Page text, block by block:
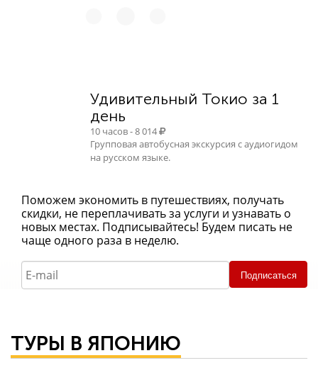
Удивительный Токио за 1
день
10 часов - 8 014
Групповая автобусная экскурсия с аудиогидом
на русском языке.
Поможем экономить в путешествиях, получать
скидки, не переплачивать за услуги и узнавать о
новых местах. Подписывайтесь! Будем писать не
чаще одного раза в неделю.
Подписаться
ТУРЫ В ЯПОНИЮ